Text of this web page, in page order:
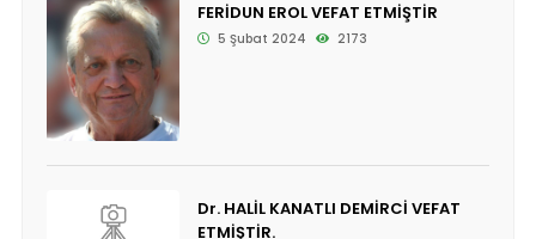
FERİDUN EROL VEFAT ETMİŞTİR
5 Şubat 2024 2173
Dr. HALİL KANATLI DEMİRCİ VEFAT
ETMİŞTİR.